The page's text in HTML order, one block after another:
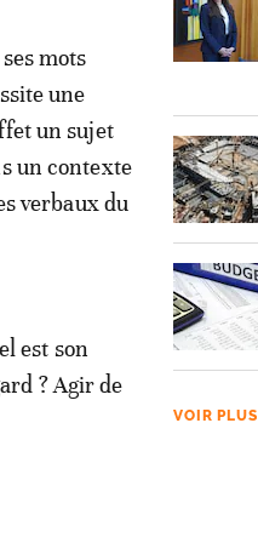
mots
une
un sujet
un contexte
verbaux du
est son
? Agir de
VOIR PLUS